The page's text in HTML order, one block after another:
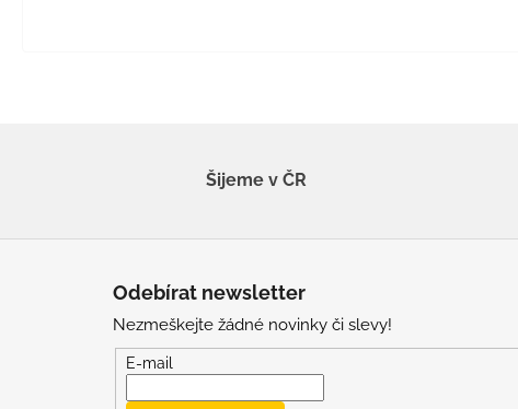
Šijeme v ČR
Odebírat newsletter
Nezmeškejte žádné novinky či slevy!
E-mail